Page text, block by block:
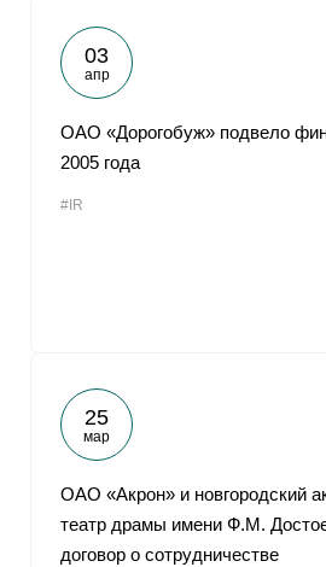
03
апр
ОАО «Дорогобуж» подвело
2005 года
#IR
25
мар
ОАО «Акрон» и новгородский
театр драмы имени Ф.М.
договор о сотрудничестве